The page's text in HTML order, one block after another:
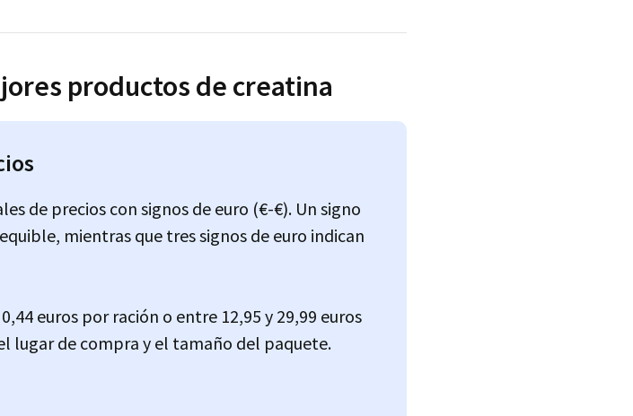
productos de creatina
de precios con signos de euro (€-€). Un signo
mientras que tres signos de euro indican
euros por ración o entre 12,95 y 29,99 euros
lugar de compra y el tamaño del paquete.